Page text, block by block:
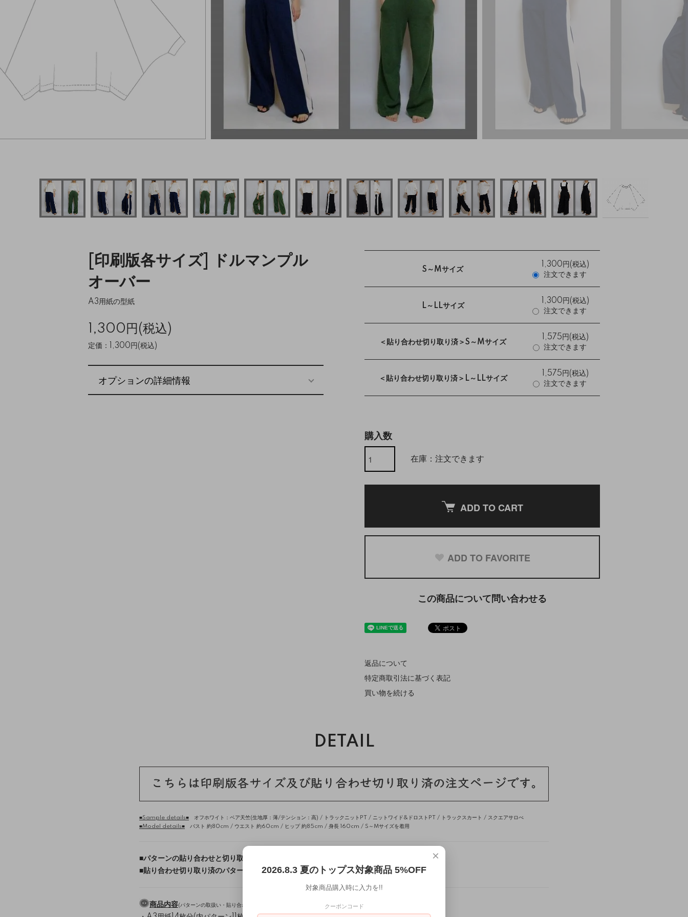
[印刷版各サイズ] ドルマンプル
オーバー
A3用紙の型紙
1,300円(税込)
定価：1,300円(税込)
オプションの詳細情報
S～Mサイズ
1,300円(税込)
注文できます
L～LLサイズ
1,300円(税込)
注文できます
＜貼り合わせ切り取り済＞S～Mサイズ
1,575円(税込)
注文できます
＜貼り合わせ切り取り済＞L～LLサイズ
1,575円(税込)
注文できます
購入数
在庫：注文できます
ADD TO CART
ADD TO FAVORITE
この商品について問い合わせる
返品について
特定商取引法に基づく表記
買い物を続ける
DETAIL
■Sample details■ オフホワイト：ベア天竺(生地厚：薄/テンション：高) / トラックニットPT / ニットワイド&ドロストPT / トラックスカート / スクエアサロぺ
■Model details■ バスト 約80cm / ウエスト 約60cm / ヒップ 約85cm / 身長 160cm / S～Mサイズを着用
■パターンの貼り合わせと切り取り方法【動画あり】
■貼り合わせ切り取り済のパターンをご注文の方はこちらをお読みください。
商品内容(パターンの取扱い・貼り合わせ方
×
2026.8.3 夏のトップス対象商品 5%OFF
対象商品購入時に入力を!!
クーポンコード